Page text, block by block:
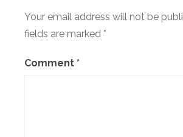
Your email address will not be
fields are marked *
Comment *